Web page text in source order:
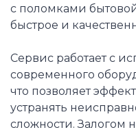
с поломками
быстрое и
Сервис работает с
современного
что позволяет
устранять
сложности. Залогом